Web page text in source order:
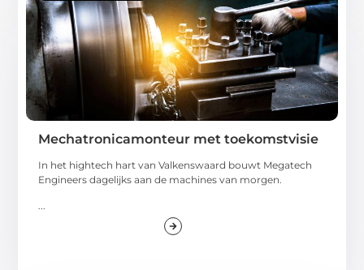
Mechatronicamonteur met toekomstvisie
In het hightech hart van Valkenswaard bouwt Megatech
Engineers dagelijks aan de machines van morgen.
...